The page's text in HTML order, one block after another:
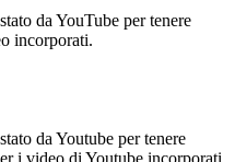
da YouTube per tenere
incorporati.
da Youtube per tenere